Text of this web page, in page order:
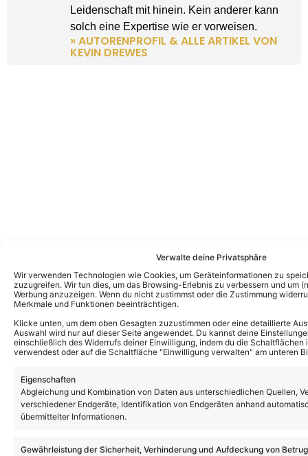
Verwalte deine Privatsphäre
Wir verwenden Technologien wie Cookies, um Geräteinformationen zu
zuzugreifen. Wir tun dies, um das Browsing-Erlebnis zu verbessern und um
Werbung anzuzeigen. Wenn du nicht zustimmst oder die Zustimmung
Merkmale und Funktionen beeinträchtigen.
Klicke unten, um dem oben Gesagten zuzustimmen oder eine detaillierte
Auswahl wird nur auf dieser Seite angewendet. Du kannst deine
einschließlich des Widerrufs deiner Einwilligung, indem du die
verwendest oder auf die Schaltfläche "Einwilligung verwalten" am unteren
Eigenschaften
Abgleichung und Kombination von Daten aus unterschiedlichen Quellen,
verschiedener Endgeräte, Identifikation von Endgeräten anhand
übermittelter Informationen.
Gewährleistung der Sicherheit, Verhinderung und Aufdeckung von
Leidenschaft mit hinein. Kein anderer kann
solch eine Expertise wie er vorweisen.
» AUTORENPROFIL & ALLE ARTIKEL VON
KEVIN DREWES
Das könnte Euch auch interessieren:
„Schlagernacht der Stars“ in Wiesmoor
2027 mit Thomas Anders – und auch